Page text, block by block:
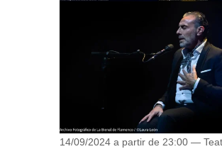
14/09/2024 a partir de 23:00 —